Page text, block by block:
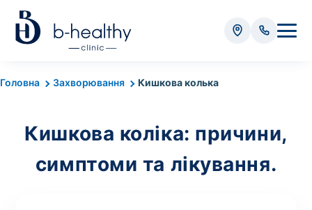
Головна Захворювання Кишкова колька
Кишкова коліка: причини,
симптоми та лікування.
Аналізи
Вартість забору крові - 50 грн
Вартість забору біоматеріалу (крім крові) - від
35 грн